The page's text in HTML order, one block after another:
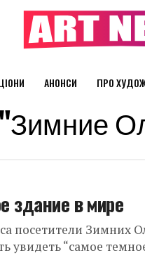
АНОНСИ ПРО
"Зимние
здание в мире
посетители Зимних
“самое